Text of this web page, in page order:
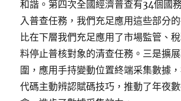
和諧。第四次全國經濟普查有34個國
入普查任務，我們充足應用這些部分
比在下層我們充足應用了市場監管、
料停止普核對象的清查任務。三是擴
圍，應用手持變動位置終端采集數據
代碼主動辨認賦碼技巧，推動了年夜